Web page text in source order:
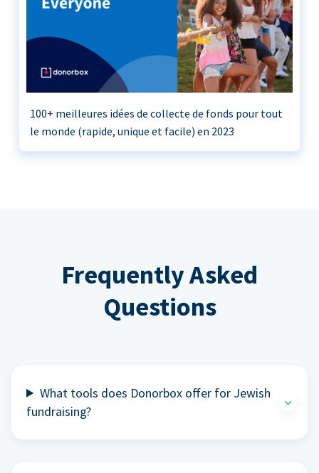
100+ meilleures idées de collecte de fonds pour tout
le monde (rapide, unique et facile) en 2023
Frequently Asked
Questions
What tools does Donorbox offer for Jewish
fundraising?